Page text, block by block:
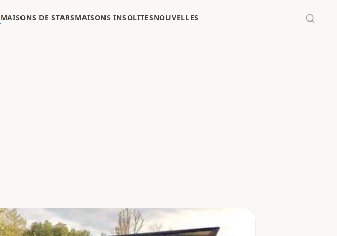
MAISONS DE STARSMAISONS INSOLITESNOUVELLES